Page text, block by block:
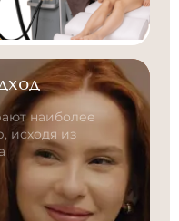
наиболее
исходя из